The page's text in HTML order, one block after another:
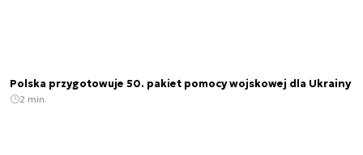
Polska przygotowuje 50. pakiet pomocy wojskowej dla Ukrainy
2 min.